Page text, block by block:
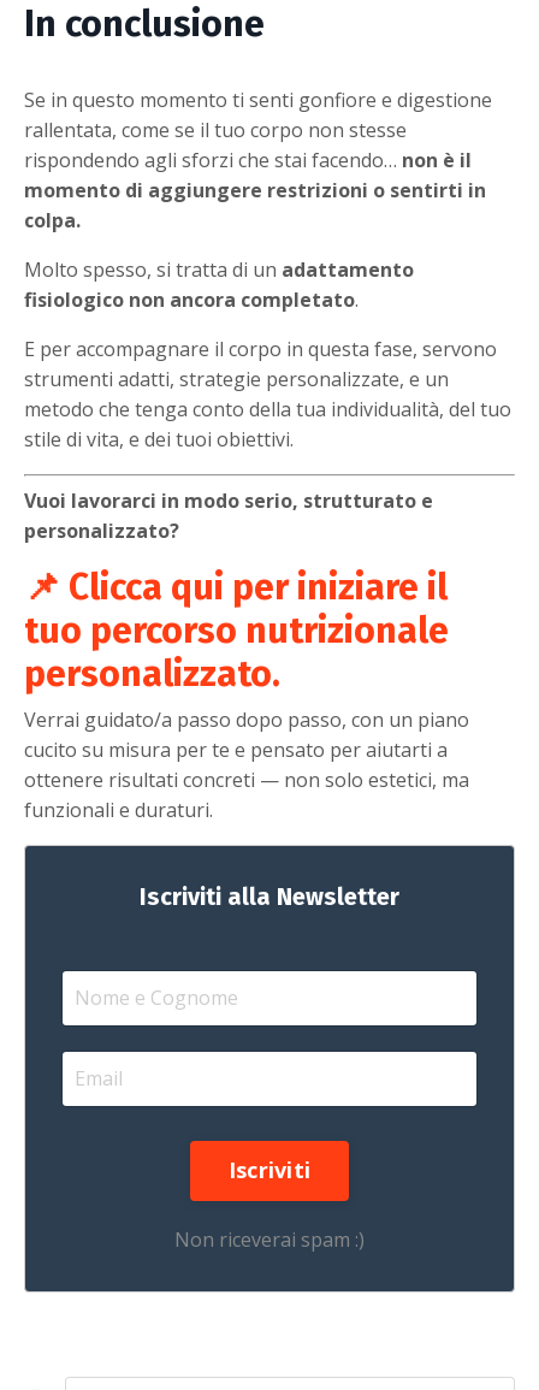
In conclusione
Se in questo momento ti senti gonfiore e digestione
rallentata, come se il tuo corpo non stesse
rispondendo agli sforzi che stai facendo… non è il
momento di aggiungere restrizioni o sentirti in
colpa.
Molto spesso, si tratta di un adattamento
fisiologico non ancora completato.
E per accompagnare il corpo in questa fase, servono
strumenti adatti, strategie personalizzate, e un
metodo che tenga conto della tua individualità, del tuo
stile di vita, e dei tuoi obiettivi.
Vuoi lavorarci in modo serio, strutturato e
personalizzato?
📌 Clicca qui per iniziare il
tuo percorso nutrizionale
personalizzato.
Verrai guidato/a passo dopo passo, con un piano
cucito su misura per te e pensato per aiutarti a
ottenere risultati concreti — non solo estetici, ma
funzionali e duraturi.
Iscriviti alla Newsletter
Iscriviti
Non riceverai spam :)